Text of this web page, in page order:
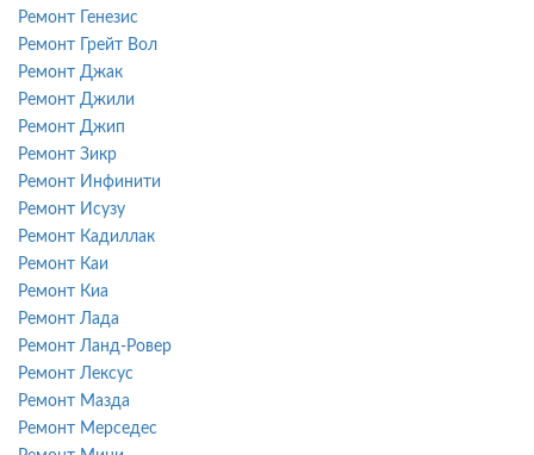
Ремонт Генезис
Ремонт Грейт Вол
Ремонт Джак
Ремонт Джили
Ремонт Джип
Ремонт Зикр
Ремонт Инфинити
Ремонт Исузу
Ремонт Кадиллак
Ремонт Каи
Ремонт Киа
Ремонт Лада
Ремонт Ланд-Ровер
Ремонт Лексус
Ремонт Мазда
Ремонт Мерседес